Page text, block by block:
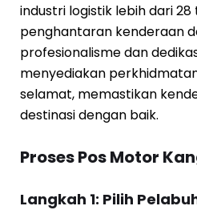
industri logistik lebih dari
penghantaran kenderaan
profesionalisme dan
menyediakan
selamat, memastikan
destinasi dengan baik.
Proses Pos Motor
Langkah 1: Pilih